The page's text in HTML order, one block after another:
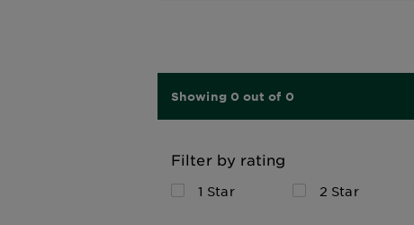
Showing 0 out of 0
Filter by rating
1 Star 2 Star